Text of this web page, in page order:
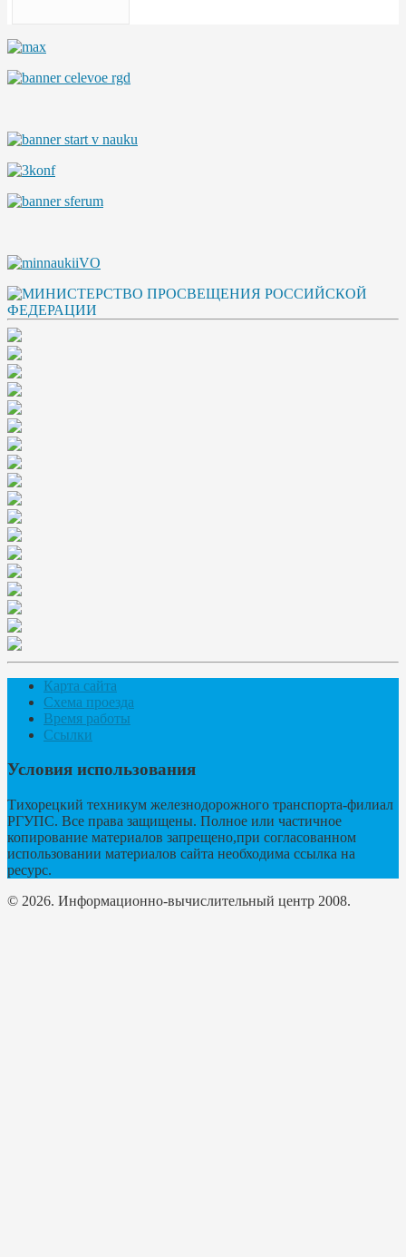
Карта сайта
Схема проезда
Время работы
Ссылки
Условия использования
Тихорецкий техникум железнодорожного транспорта-филиал
РГУПС. Все права защищены. Полное или частичное
копирование материалов запрещено,при согласованном
использовании материалов сайта необходима ссылка на
ресурс.
© 2026. Информационно-вычислительный центр 2008.